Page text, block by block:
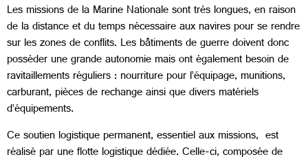
Les missions de la Marine Nationale sont très longues, en raison
de la distance et du temps nécessaire aux navires pour se rendre
sur les zones de conflits. Les bâtiments de guerre doivent donc
posséder une grande autonomie mais ont également besoin de
ravitaillements réguliers : nourriture pour l’équipage, munitions,
carburant, pièces de rechange ainsi que divers matériels
d’équipements.
Ce soutien logistique permanent, essentiel aux missions, est